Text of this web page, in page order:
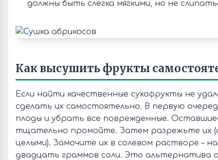
должны быть слегка мягкими, но не
Как высушить фрукты
Если найти качественные сухофрукты не
сделать их самостоятельно. В первую
плоды и убрать все поврежденные.
тщательно промойте. Затем разрежьте их
целыми). Замочите их в солевом растворе –
двадцать граммов соли. Это альтернатива